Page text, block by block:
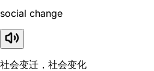
social change
社会变迁，社会变化